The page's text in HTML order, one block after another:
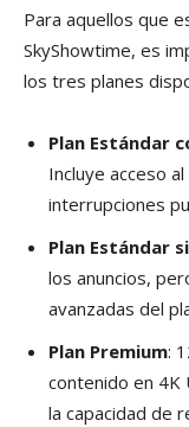
Para aquellos que
SkyShowtime, es
los tres planes
Plan Estándar
Incluye acceso
interrupciones
Plan Estándar
los anuncios,
avanzadas del
Plan Premium:
contenido en 4K
la capacidad de